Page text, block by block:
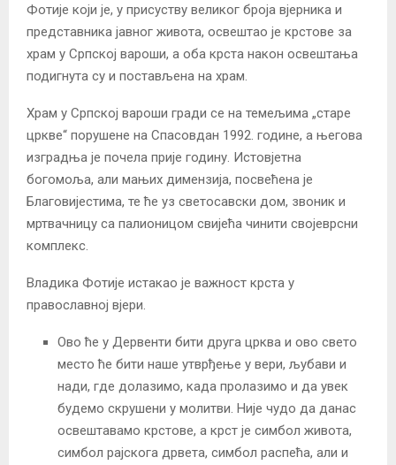
Фотије који је, у присуству великог броја вјерника и
представника јавног живота, освештао је крстове за
храм у Српској вароши, а оба крста након освештања
подигнута су и постављена на храм.
Храм у Српској вароши гради се на темељима „старе
цркве“ порушене на Спасовдан 1992. године, а његова
изградња је почела прије годину. Истовјетна
богомоља, али мањих димензија, посвећена је
Благовијестима, те ће уз светосавски дом, звоник и
мртвачницу са палионицом свијећа чинити својеврсни
комплекс.
Владика Фотије истакао је важност крста у
православној вјери.
Ово ће у Дервенти бити друга црква и ово свето
место ће бити наше утврђење у вери, љубави и
нади, где долазимо, када пролазимо и да увек
будемо скрушени у молитви. Није чудо да данас
освештавамо крстове, а крст је симбол живота,
симбол рајскога дрвета, симбол распећа, али и